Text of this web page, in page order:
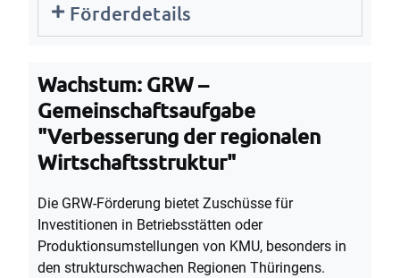
Förderdetails
Wachstum: GRW –
Gemeinschaftsaufgabe
"Verbesserung der regionalen
Wirtschaftsstruktur"
Die GRW-Förderung bietet Zuschüsse für
Investitionen in Betriebsstätten oder
Produktionsumstellungen von KMU, besonders in
den strukturschwachen Regionen Thüringens.